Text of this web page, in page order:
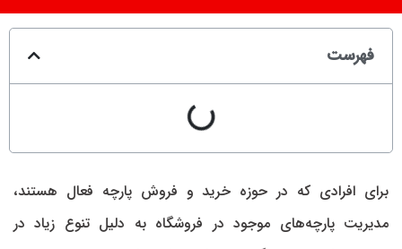
فهرست
برای افرادی که در حوزه خرید و فروش پارچه فعال هستند،
مدیریت پارچه‌های موجود در فروشگاه به دلیل تنوع زیاد در